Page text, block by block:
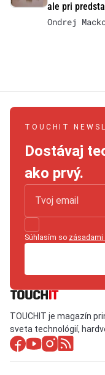
ale pri
Ondrej
TOUCHIT
Dostávaj
ako prvý.
Súhlasím so zásadami
TOUCHIT je magazín
sveta technológií,